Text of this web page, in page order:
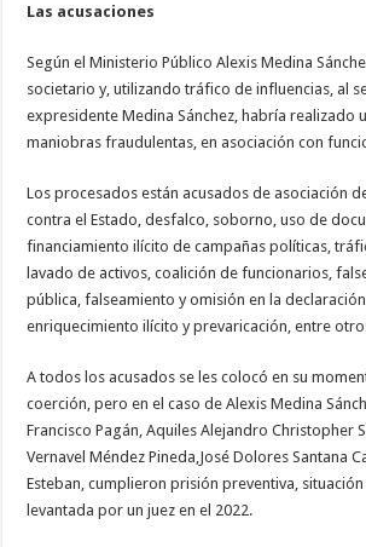
Las acusaciones
Según el Ministerio Público Alexis Medina
societario y, utilizando tráfico de influencias, al
expresidente Medina Sánchez, habría realizado
maniobras fraudulentas, en asociación con
Los procesados están acusados de asociación
contra el Estado, desfalco, soborno, uso de
financiamiento ilícito de campañas políticas,
lavado de activos, coalición de funcionarios,
pública, falseamiento y omisión en la declaración
enriquecimiento ilícito y prevaricación, entre
A todos los acusados se les colocó en su
coerción, pero en el caso de Alexis Medina
Francisco Pagán, Aquiles Alejandro Christopher
Vernavel Méndez Pineda,José Dolores Santana
Esteban, cumplieron prisión preventiva,
levantada por un juez en el 2022.